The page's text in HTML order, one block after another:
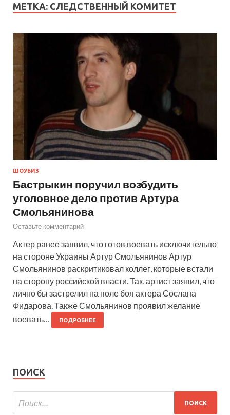
МЕТКА: СЛЕДСТВЕННЫЙ КОМИТЕТ
ШОУБИЗ
Бастрыкин поручил возбудить
уголовное дело против Артура
Смольянинова
Оставьте комментарий
Актер ранее заявил, что готов воевать исключительно
на стороне Украины Артур Смольянинов Артур
Смольянинов раскритиковал коллег, которые встали
на сторону российской власти. Так, артист заявил, что
лично бы застрелил на поле боя актера Сослана
Фидарова. Также Смольянинов проявил желание
воевать…
ПОДРОБНЕЕ
ПОИСК